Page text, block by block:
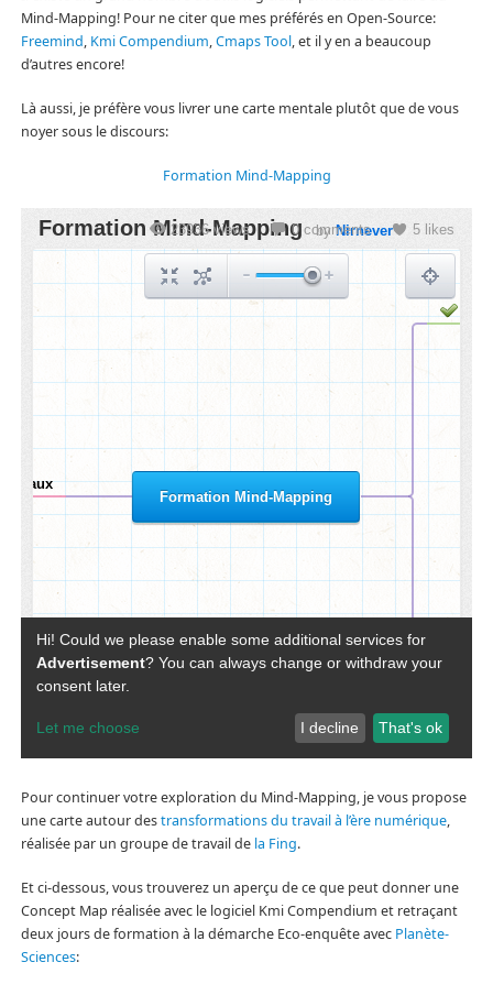
Mind-Mapping! Pour ne citer que mes préférés en Open-Source:
Freemind, Kmi Compendium,Cmaps Tool, et il y en a beaucoup
d’autres encore!
Là aussi, je préfère vous livrer une carte mentale plutôt que de vous
noyer sous le discours:
Formation Mind-Mapping
Pour continuer votre exploration du Mind-Mapping, je vous propose
une carte autour destransformations du travail à l’ère numérique,
réalisée par un groupe de travail de la Fing.
Et ci-dessous, vous trouverez un aperçu de ce que peut donner une
Concept Map réalisée avec le logiciel Kmi Compendium et retraçant
deux jours de formation à la démarche Eco-enquête avec Planète-
Sciences: